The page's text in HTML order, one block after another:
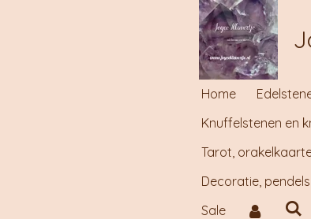
Home
Knuffelstenen en
Tarot,
Decoratie,
Sale